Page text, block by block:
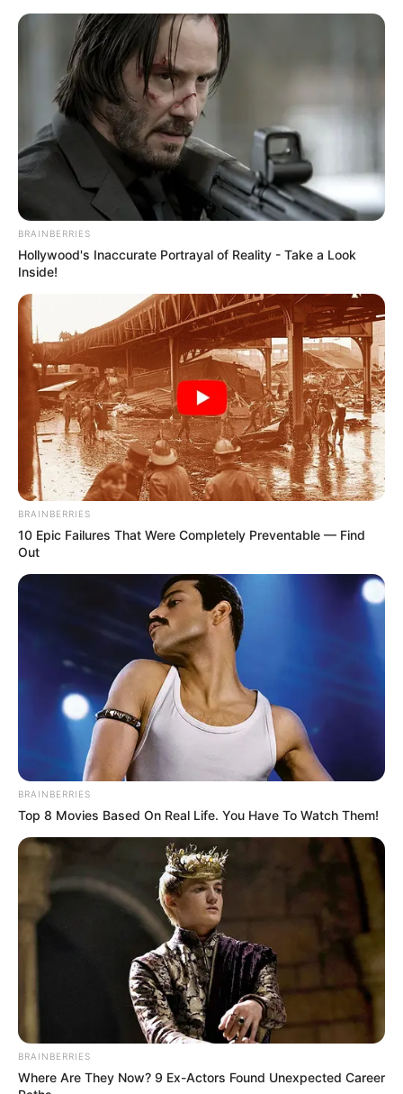
ถามว่าทำไมถึงเป็นแบบนั้น ทั้งหมดล้วนแล้วแต่เกิด
จากโชคชะตาที่กำหนดมาแล้ว รูปหน้าของแต่ละคนจะมี
การเปลี่ยนแปลงออกไปตามกาลเวลา บางคนศัลยกรรม
เพิ่มเติม เพื่อความสวยงามบนใบหน้า แต่ในด้าน
กลับเป็นลักษณะโหวงเฮ้งที่ไม่ดี ไม่เรียกเงินเรียกทอง เรียก
แต่ความเดือดเนื้อร้อนใจมาให้เสมอ ผิดกับบางคนที่หน้าตา
บ้านๆ ไม่มีอะไรโดดเด่น แต่กลับมีบุญวาสนาดี หรือมีโอกาส
ต่างจนกลายเป็นคนรวยได้
จงใจ กิจแสวง ก็จัดอยู่ในผู้ที่มีใบหน้าลักษณะ โหงว
เฮ้งคนรวย เรียกแบบนี้คงนึกไม่ออกว่าเป็นใคร แต่ถ้าบอก
ว่าชื่อนี้ นามสกุลนี้ คือเจ๊จง เจ้าของร้านหมูทอดในตำนาน
หมูทอดที่รสชาติอร่อย คนต่อแถวรอกินกันแน่นร้านทุกวัน
และที่สำคัญราคาประหยัด ถูกแสนถูก ข้าวสวยร้อนๆและ
ผักเครื่องเคียง สามารถเติมได้ไม่อั้น ทำให้กลายเป็นร้าน
ขวัญใจคนทำงาน ในยุคที่ข้าวยากหมากแพง จะหันไปทาง
ไหนก็เจอแต่ของแพง แต่ถ้ามาร้าน หมูทอดเจ๊จง รับรองได้
เลยว่างบไม่เกิน 20-30 บาท คุณจะอิ่มแทบลุกไม่ไหวเลยที
เดียว มาดู โหงวเฮ้งที่เพียบพร้อมของ เจ๊จง กันค่ะว่ามีอะไร
1. จุดที่โดดเด่นที่สุดบนใบหน้าของเจ๊จง หนีไม่พ้นไฝเม็ด
โตที่บริเวณบนริมฝีปาก ซึ่งเป็นลักษณะของคนที่พูดเก่ง
ปากจัด ประกอบอาชีพที่ต้องมีการพูดและเจรจา พบปะผู้
คนเยอะๆ จะประสบความสำเร็จ
2. เนื้อแก้มที่เยอะแสดงให้เห็นถึงการเงินที่มั่งคั่ง และคู่
ครองที่ดีแสนดี
3.ถัดไปที่ติ่งหู ไม่ติดเรียบไปกับข้างแก้มมีเนื้อติ่งหูเล็ก
น้อย พอสวยงาม จะเป็นคนที่มีลูกหลานดี ไม่เกเร หัวดีมี
การศึกษา ช่วยทำมาหากิน
4. คางกลมอวบอิ่ม หมายถึงโหงวเฮ้งของผู้หญิงที่วาสนาดี
BRAINBERRIES
Hollywood's Inaccurate Portrayal of Reality - Take a Look
Inside!
BRAINBERRIES
10 Epic Failures That Were Completely Preventable — Find
Out
BRAINBERRIES
Top 8 Movies Based On Real Life. You Have To Watch Them!
BRAINBERRIES
Where Are They Now? 9 Ex-Actors Found Unexpected Career